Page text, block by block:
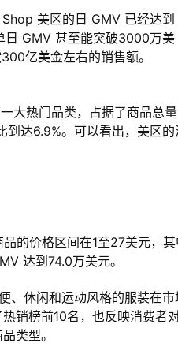
美区的日 GMV 已经达到
日 GMV 甚至能突破3000万美
亿美金左右的销售额。
大热门品类，占据了商品总
到达6.9%。可以看出，美区的
的价格区间在1至27美元，其
达到74.0万美元。
、休闲和运动风格的服装在市
销榜前10名，也反映消费者
类型。